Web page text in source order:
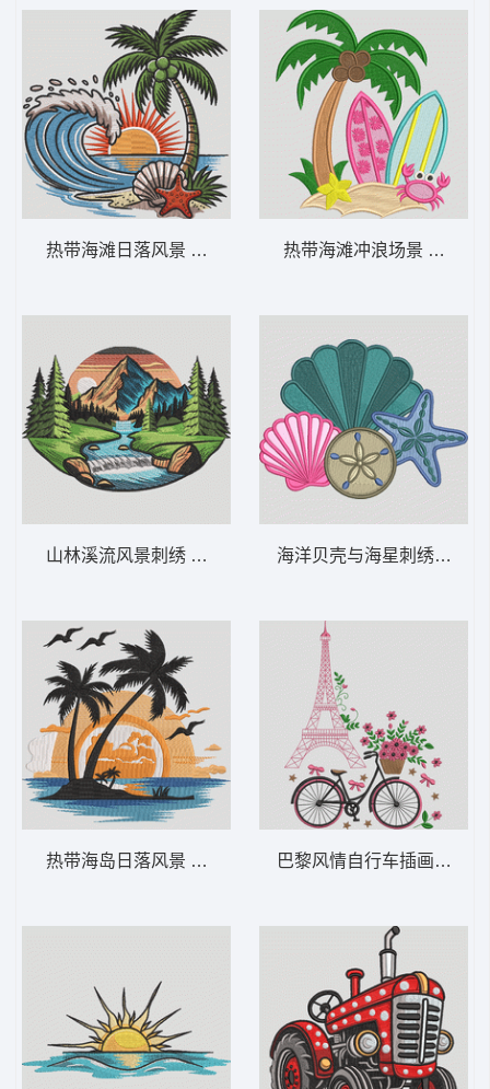
热带海滩日落风景 热带海滩波浪 – 夏季-DS
山林溪流风景刺绣 山间瀑布日落——户外-DS
热带海岛日落风景 热带棕榈日落 2 – 海滩-
热带海滩冲浪场景 热带
海洋贝壳与海星刺绣图案
巴黎风情自行车插画 巴黎